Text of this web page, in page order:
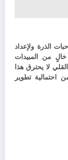
الذرة ولإعداد
من المبيدات
لا يحترق هذا
تطوير